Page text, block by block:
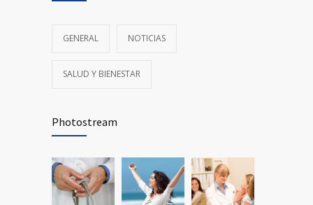
GENERAL NOTICIAS
SALUD Y BIENESTAR
Photostream